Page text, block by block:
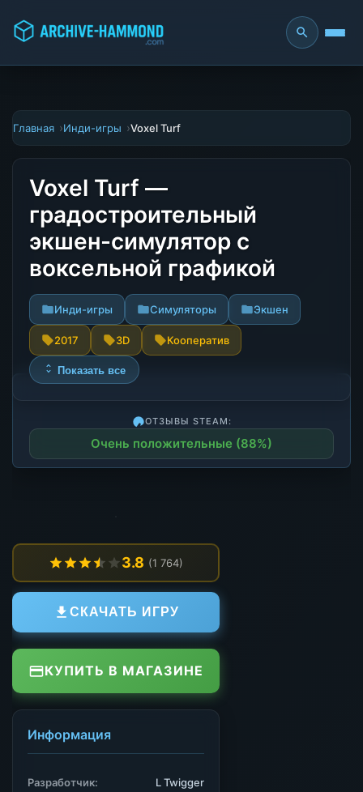
Главная Инди-игры Voxel Turf
Voxel Turf —
градостроительный
экшен-симулятор с
воксельной графикой
Инди-игры Симуляторы Экшен
2017 3D Кооператив
Показать все
ОТЗЫВЫ STEAM:
Очень положительные (88%)
3.8 (1 764)
СКАЧАТЬ ИГРУ
КУПИТЬ В МАГАЗИНЕ
Информация
Разработчик: L Twigger